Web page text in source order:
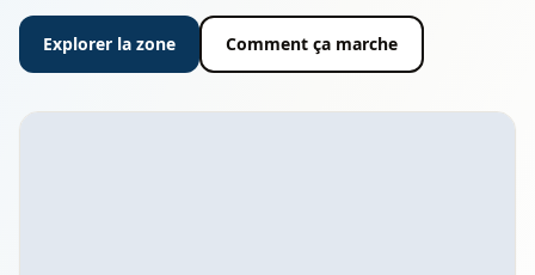
Explorer la zone Comment ça marche